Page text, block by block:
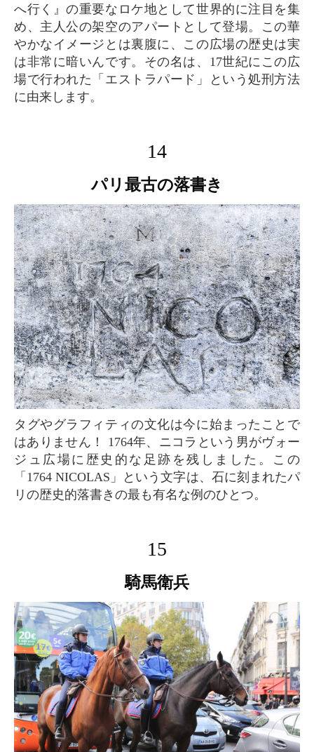
へ行く』の重要なロケ地として世界的に注目を集
め、主人公の架空のアパートとして登場。この華
やかなイメージとは裏腹に、この広場の歴史は実
は非常に暗いんです。その名は、17世紀にこの広
場で行われた「エストラパード」という処刑方法
に由来します。
14
パリ最古の落書き
タグやグラフィティの文化は今に始まったことで
はありません！ 1764年、ニコラという男がヴォー
ジュ広場に歴史的な足跡を残しました。この
「1764 NICOLAS」という文字は、石に刻まれたパ
リの歴史的落書きの最も有名な例のひとつ。
15
騎馬衛兵